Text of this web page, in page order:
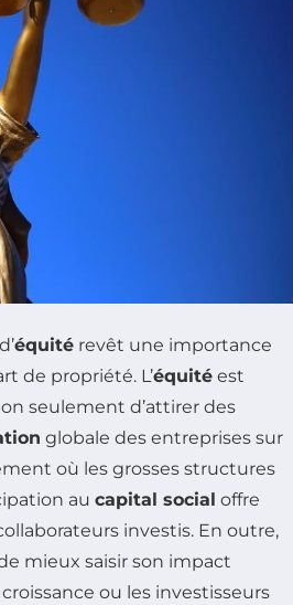
équité revêt une importance
de propriété. L’équité est
seulement d’attirer des
globale des entreprises sur
où les grosses structures
au capital social offre
investis. En outre,
mieux saisir son impact
ou les investisseurs